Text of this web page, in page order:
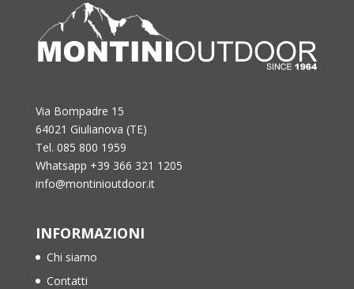
Via Bompadre 15
64021 Giulianova (TE)
Tel. 085 800 1959
Whatsapp +39 366 321 1205
info@montinioutdoor.it
INFORMAZIONI
Chi siamo
Contatti